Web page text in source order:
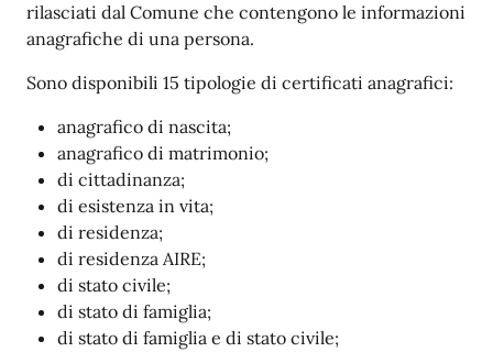
rilasciati dal Comune che contengono le informazioni
anagrafiche di una persona.
Sono disponibili 15 tipologie di certificati anagrafici:
anagrafico di nascita;
anagrafico di matrimonio;
di cittadinanza;
di esistenza in vita;
di residenza;
di residenza AIRE;
di stato civile;
di stato di famiglia;
di stato di famiglia e di stato civile;